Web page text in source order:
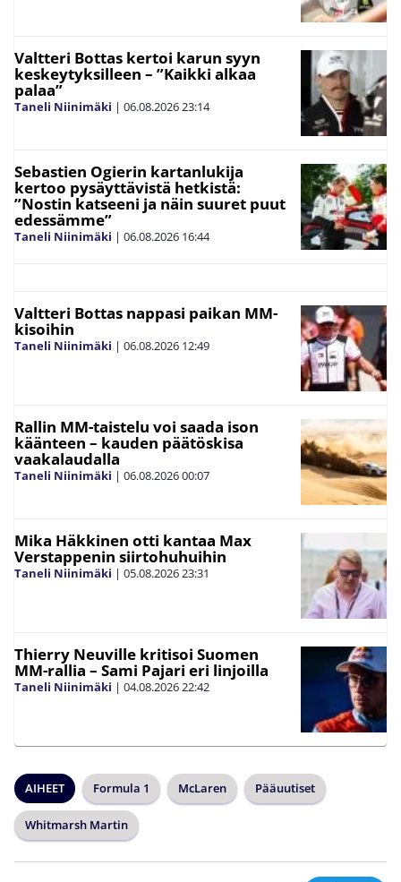
Valtteri Bottas kertoi karun syyn
keskeytyksilleen – ”Kaikki alkaa
palaa”
Taneli Niinimäki | 06.08.2026 23:14
Sebastien Ogierin kartanlukija
kertoo pysäyttävistä hetkistä:
”Nostin katseeni ja näin suuret puut
edessämme”
Taneli Niinimäki | 06.08.2026 16:44
Valtteri Bottas nappasi paikan MM-
kisoihin
Taneli Niinimäki | 06.08.2026 12:49
Rallin MM-taistelu voi saada ison
käänteen – kauden päätöskisa
vaakalaudalla
Taneli Niinimäki | 06.08.202600:07
Mika Häkkinen otti kantaa Max
Verstappenin siirtohuhuihin
Taneli Niinimäki | 05.08.2026 23:31
Thierry Neuville kritisoi Suomen
MM-rallia – Sami Pajari eri linjoilla
Taneli Niinimäki | 04.08.2026 22:42
AIHEET Formula 1 McLaren Pääuutiset
Whitmarsh Martin